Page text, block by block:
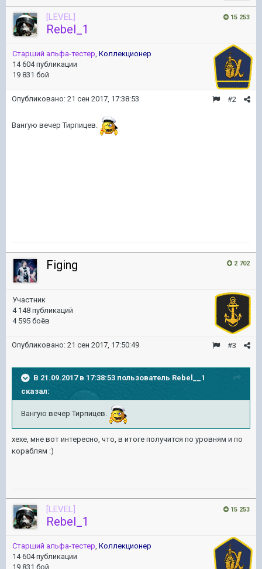
15 253
[LEVEL]
Rebel_1
Старший альфа-тестер, Коллекционер
14 604 публикации
19 831 бой
#2
Опубликовано: 21 сен 2017, 17:38:53
Вангую вечер Тирпицев.
2 702
Figing
Участник
4 148 публикаций
4 595 боёв
#3
Опубликовано: 21 сен 2017, 17:50:49
В 21.09.2017 в 17:38:53 пользователь Rebel__1
сказал:
Вангую вечер Тирпицев.
хехе, мне вот интересно, что, в итоге получится по уровням и по
кораблям :)
15 253
[LEVEL]
Rebel_1
Старший альфа-тестер, Коллекционер
14 604 публикации
19 831 бой